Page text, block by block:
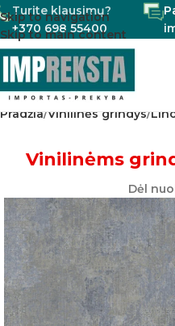
Skip to navigation
Skip to main content
Turite klausimų?
+370 698 55400
Pradžia Vinilinės grindys
Vinilinėms
Dėl